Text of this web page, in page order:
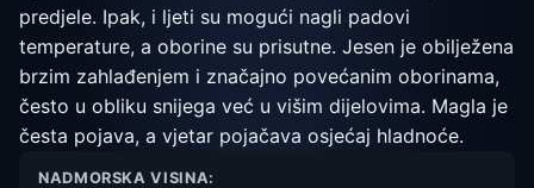
predjele. Ipak, i ljeti su mogući nagli padovi
temperature, a oborine su prisutne. Jesen je obilježena
brzim zahlađenjem i značajno povećanim oborinama,
često u obliku snijega već u višim dijelovima. Magla je
česta pojava, a vjetar pojačava osjećaj hladnoće.
NADMORSKA VISINA: